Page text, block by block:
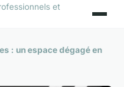
et
: un espace dégagé en